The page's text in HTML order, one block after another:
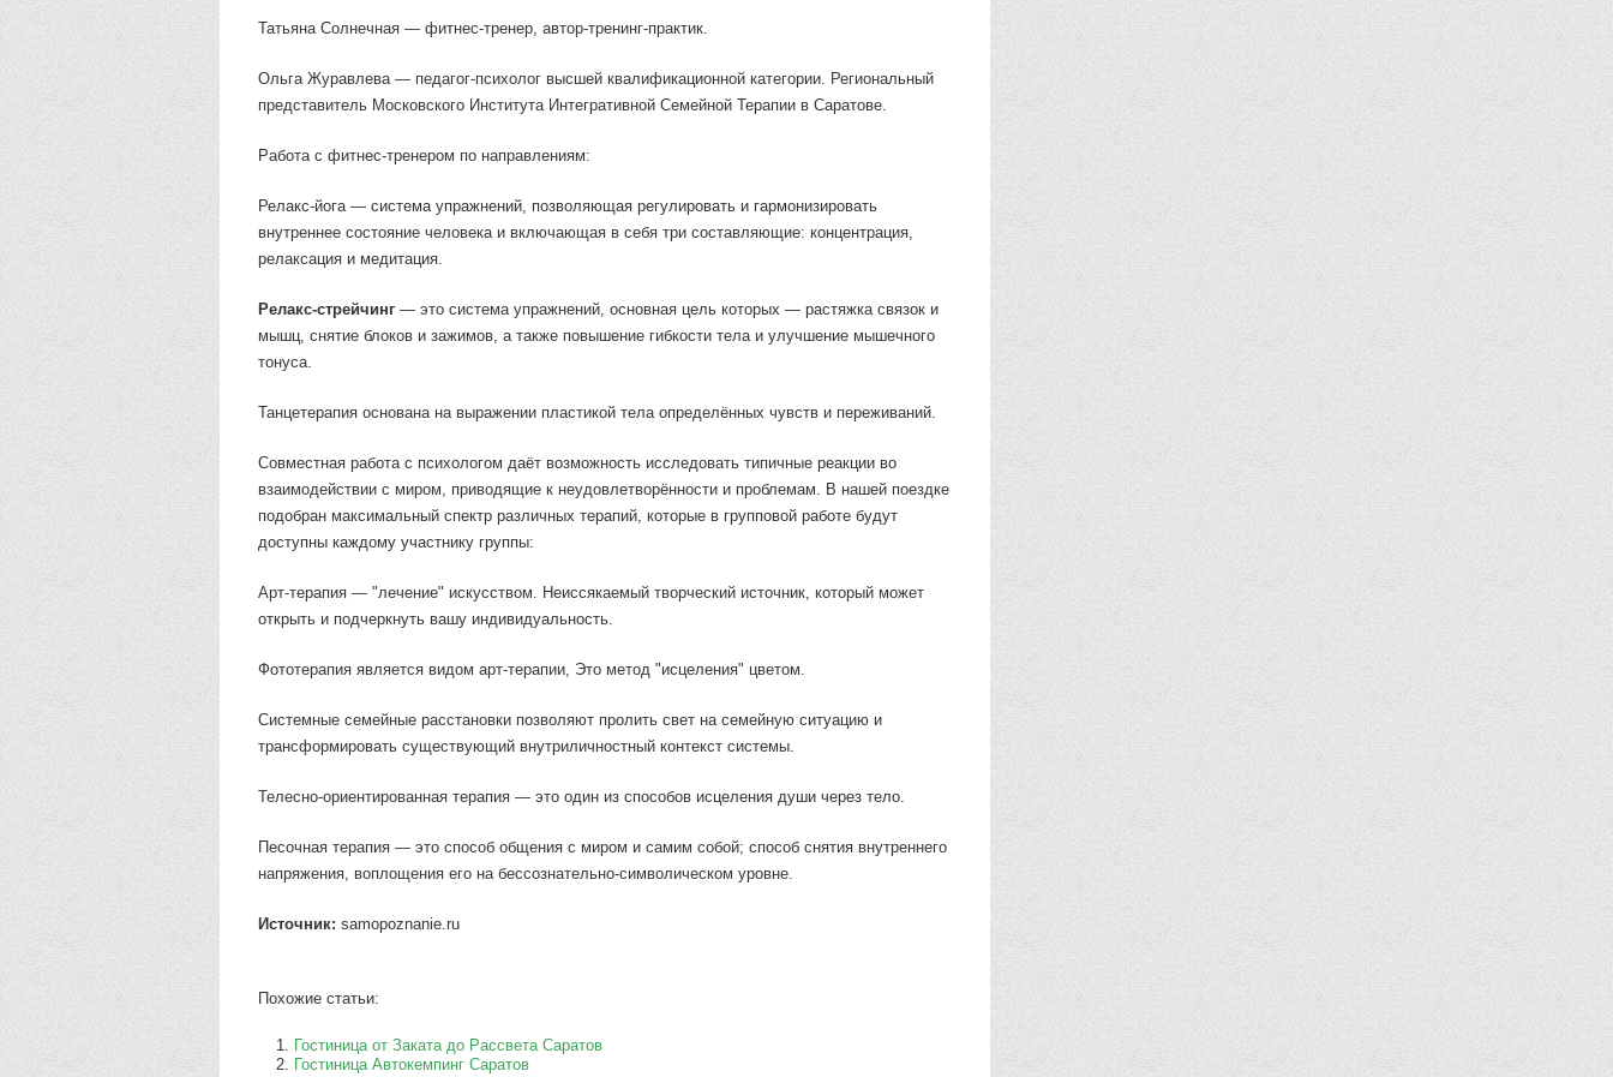
Татьяна Солнечная — фитнес-тренер, автор-тренинг-практик.
Ольга Журавлева — педагог-психолог высшей квалификационной категории. Региональный
представитель Московского Института Интегративной Семейной Терапии в Саратове.
Работа с фитнес-тренером по направлениям:
Релакс-йога — система упражнений, позволяющая регулировать и гармонизировать
внутреннее состояние человека и включающая в себя три составляющие: концентрация,
релаксация и медитация.
Релакс-стрейчинг — это система упражнений, основная цель которых — растяжка связок и
мышц, снятие блоков и зажимов, а также повышение гибкости тела и улучшение мышечного
тонуса.
Танцетерапия основана на выражении пластикой тела определённых чувств и переживаний.
Совместная работа с психологом даёт возможность исследовать типичные реакции во
взаимодействии с миром, приводящие к неудовлетворённости и проблемам. В нашей поездке
подобран максимальный спектр различных терапий, которые в групповой работе будут
доступны каждому участнику группы:
Арт-терапия — "лечение" искусством. Неиссякаемый творческий источник, который может
открыть и подчеркнуть вашу индивидуальность.
Фототерапия является видом арт-терапии, Это метод "исцеления" цветом.
Системные семейные расстановки позволяют пролить свет на семейную ситуацию и
трансформировать существующий внутриличностный контекст системы.
Телесно-ориентированная терапия — это один из способов исцеления души через тело.
Песочная терапия — это способ общения с миром и самим собой; способ снятия внутреннего
напряжения, воплощения его на бессознательно-символическом уровне.
Источник: samopoznanie.ru
Похожие статьи:
Гостиница от Заката до Рассвета Саратов
Гостиница Автокемпинг Саратов